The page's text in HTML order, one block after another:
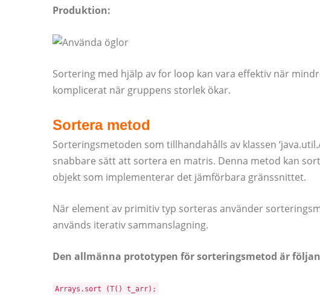
Produktion:
Sortering med hjälp av for loop kan vara effektiv när
komplicerat när gruppens storlek ökar.
Sortera metod
Sorteringsmetoden som tillhandahålls av klassen
snabbare sätt att sortera en matris. Denna metod kan
objekt som implementerar det jämförbara gränssnittet.
När element av primitiv typ sorteras använder
används iterativ sammanslagning.
Den allmänna prototypen för sorteringsmetod är
Arrays.sort (T() t_arr);